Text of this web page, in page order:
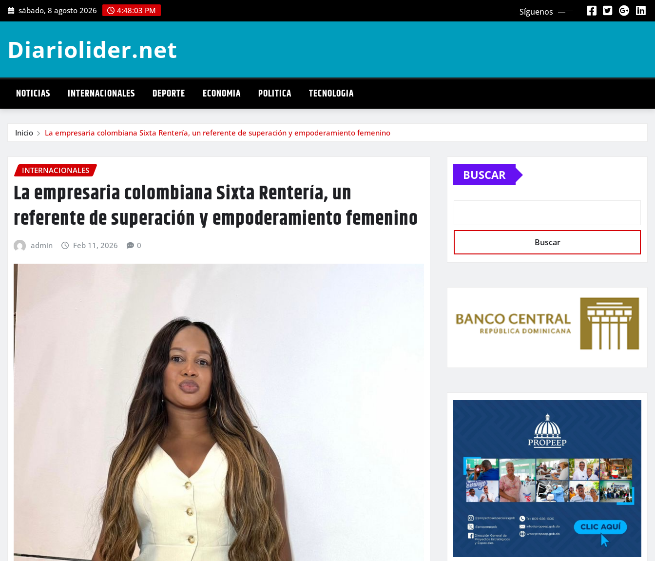
Saltar
al
sábado, 8 agosto 2026 4:48:04 PM Síguenos
Diariolider.net
NOTICIAS INTERNACIONALES DEPORTE ECONOMIA POLITICA TECNOLOGIA
Inicio La empresaria colombiana Sixta Rentería, un referente de superación y empoderamiento femenino
INTERNACIONALES
La empresaria colombiana Sixta Rentería, un
referente de superación y empoderamiento femenino
admin Feb 11, 2026 0
BUSCAR
Buscar